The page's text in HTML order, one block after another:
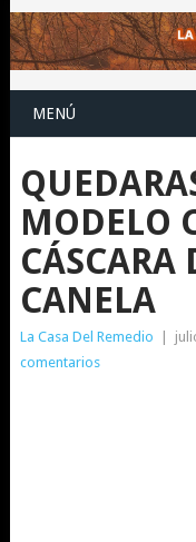
MENÚ
MODELO
CÁSCARA
CANELA
La Casa Del Remedio
comentarios